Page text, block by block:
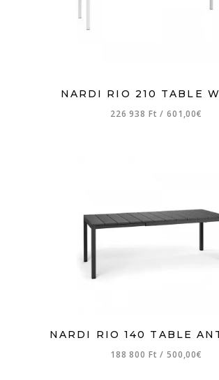
NARDI RIO 210 TABLE
226 938 Ft/ 601,00€
NARDI RIO 140 TABLE
188 800 Ft/ 500,00€